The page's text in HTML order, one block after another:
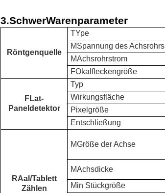
3.SchwerWarenparameter
Röntgenquelle
TYpe
MSpannung des Achsrohrs
MAchsrohrstrom
FOkalfleckengröße
FLat-
Paneldetektor
Typ
Wirkungsfläche
Pixelgröße
Entschließung
RAal/Tablett
Zählen
MGröße der Achse
MAchsdicke
Min Stückgröße